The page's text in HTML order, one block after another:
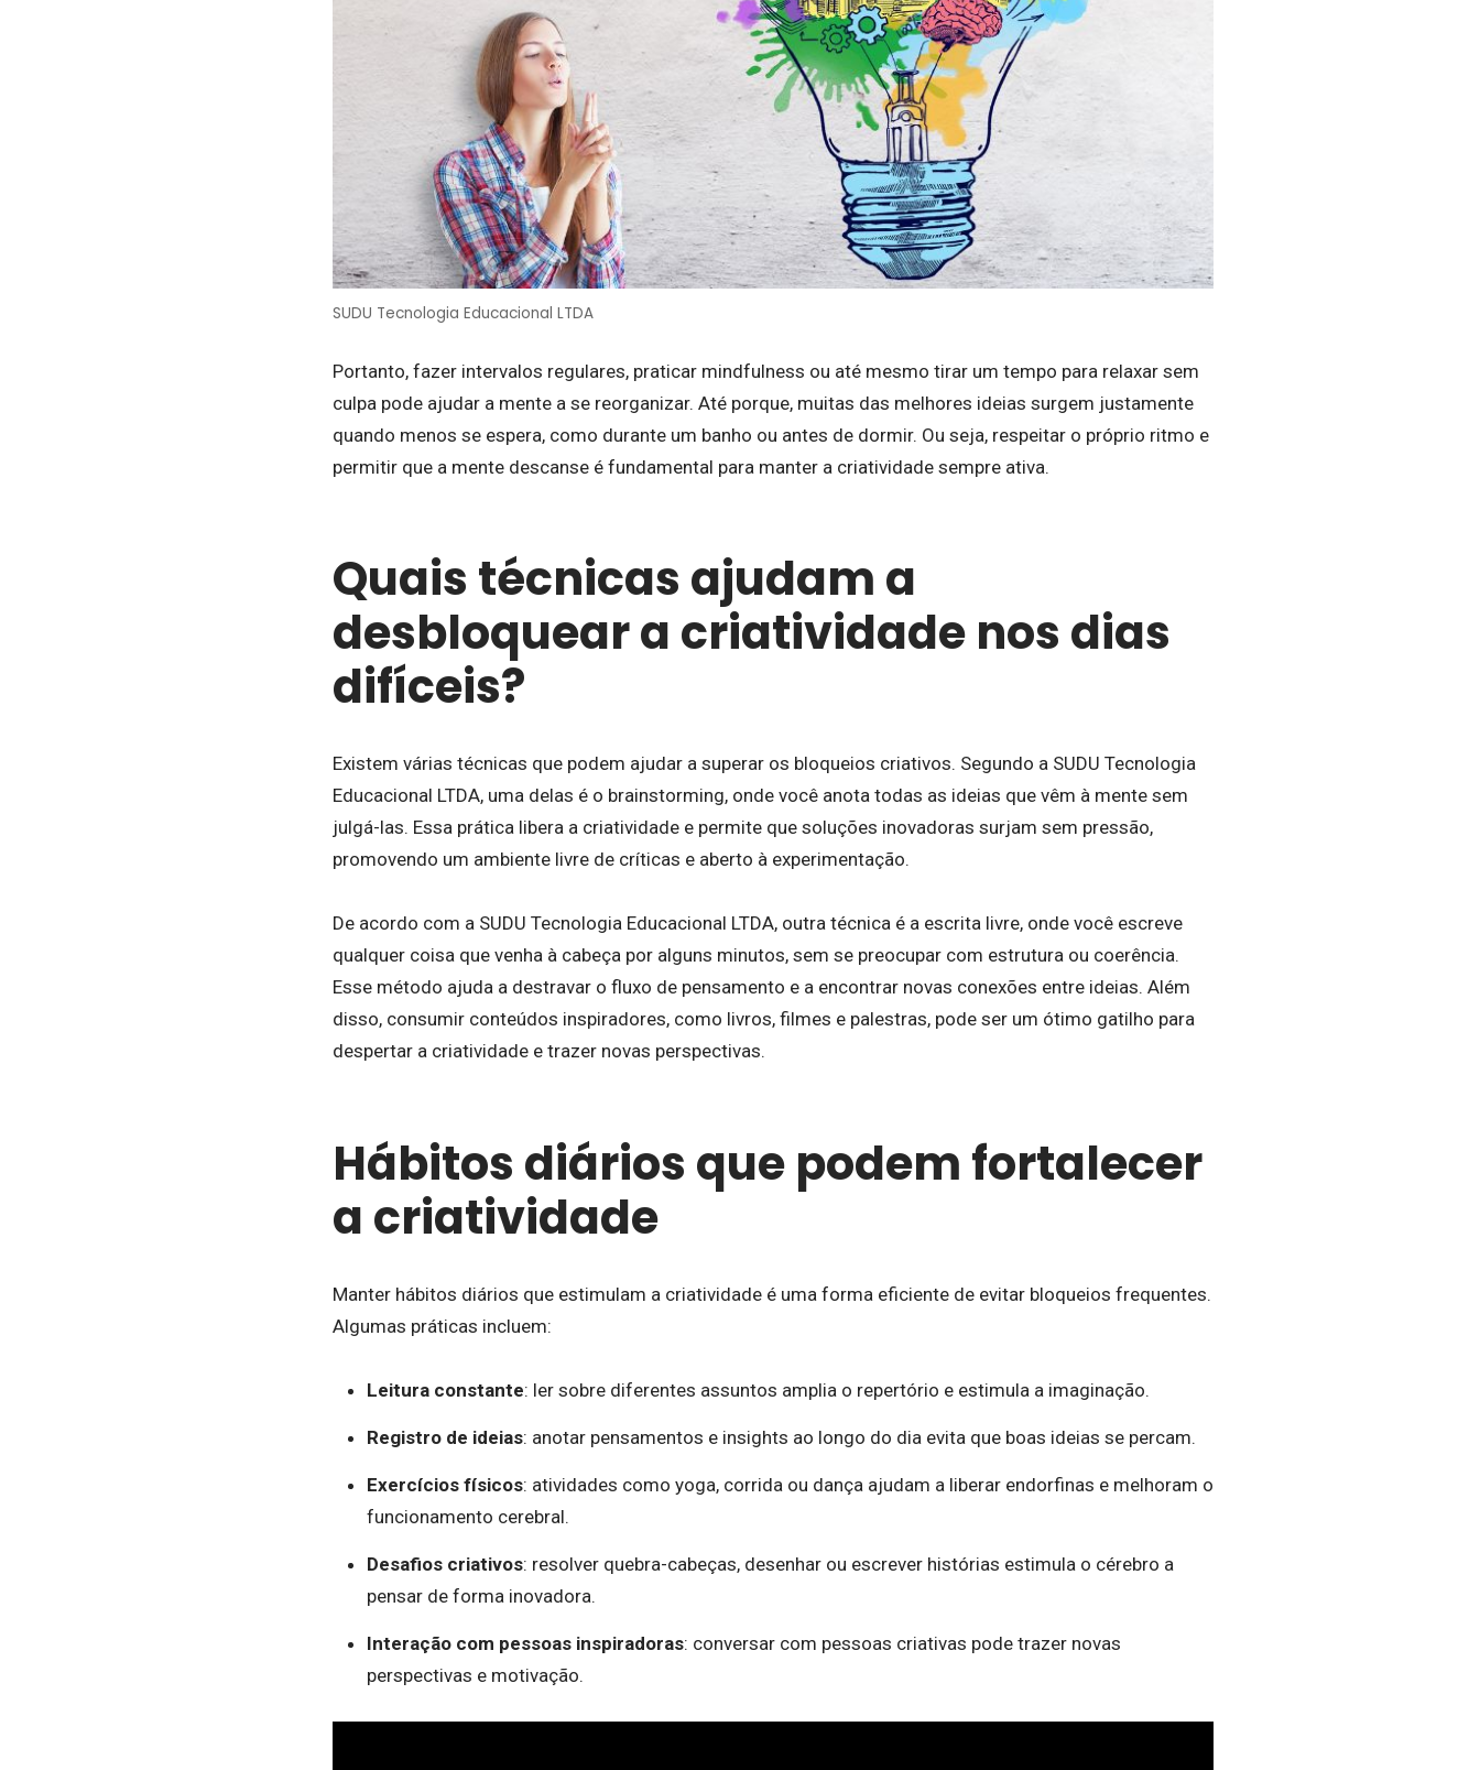
SUDU Tecnologia Educacional LTDA
Portanto, fazer intervalos regulares, praticar mindfulness ou até mesmo tirar um tempo para relaxar sem
culpa pode ajudar a mente a se reorganizar. Até porque, muitas das melhores ideias surgem justamente
quando menos se espera, como durante um banho ou antes de dormir. Ou seja, respeitar o próprio ritmo e
permitir que a mente descanse é fundamental para manter a criatividade sempre ativa.
Quais técnicas ajudam a
desbloquear a criatividade nos dias
difíceis?
Existem várias técnicas que podem ajudar a superar os bloqueios criativos. Segundo a SUDU Tecnologia
Educacional LTDA, uma delas é o brainstorming, onde você anota todas as ideias que vêm à mente sem
julgá-las. Essa prática libera a criatividade e permite que soluções inovadoras surjam sem pressão,
promovendo um ambiente livre de críticas e aberto à experimentação.
De acordo com a SUDU Tecnologia Educacional LTDA, outra técnica é a escrita livre, onde você escreve
qualquer coisa que venha à cabeça por alguns minutos, sem se preocupar com estrutura ou coerência.
Esse método ajuda a destravar o fluxo de pensamento e a encontrar novas conexões entre ideias. Além
disso, consumir conteúdos inspiradores, como livros, filmes e palestras, pode ser um ótimo gatilho para
despertar a criatividade e trazer novas perspectivas.
Hábitos diários que podem fortalecer
a criatividade
Manter hábitos diários que estimulam a criatividade é uma forma eficiente de evitar bloqueios frequentes.
Algumas práticas incluem:
Leitura constante: ler sobre diferentes assuntos amplia o repertório e estimula a imaginação.
Registro de ideias: anotar pensamentos e insights ao longo do dia evita que boas ideias se percam.
Exercícios físicos: atividades como yoga, corrida ou dança ajudam a liberar endorfinas e melhoram o
funcionamento cerebral.
Desafios criativos: resolver quebra-cabeças, desenhar ou escrever histórias estimula o cérebro a
pensar de forma inovadora.
Interação com pessoas inspiradoras: conversar com pessoas criativas pode trazer novas
perspectivas e motivação.